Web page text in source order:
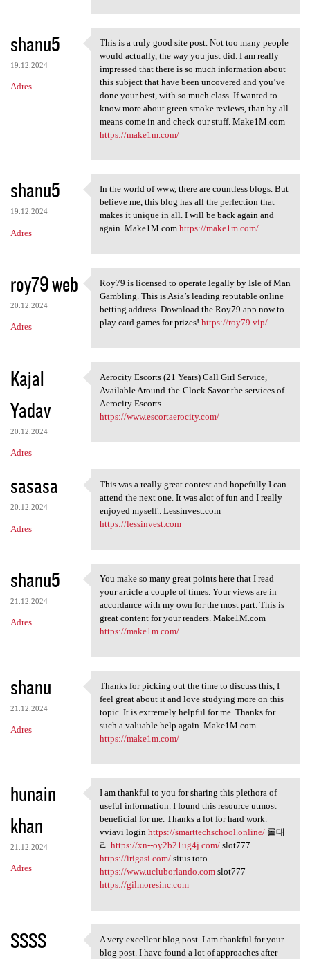
shanu5
19.12.2024
Adres
This is a truly good site
This is a truly good site post. Not too many people
would actually, the way you just did. I am really
impressed that there is so much information about
this subject that have been uncovered and you’ve
done your best, with so much class. If wanted to
know more about green smoke reviews, than by all
means come in and check our stuff. Make1M.com
https://make1m.com/
shanu5
19.12.2024
Adres
In the world of www, there
In the world of www, there are countless blogs. But
believe me, this blog has all the perfection that
makes it unique in all. I will be back again and
again. Make1M.com https://make1m.com/
roy79 web
20.12.2024
Adres
Roy79 is licensed to operate
Roy79 is licensed to operate legally by Isle of Man
Gambling. This is Asia’s leading reputable online
betting address. Download the Roy79 app now to
play card games for prizes! https://roy79.vip/
Kajal
Yadav
20.12.2024
Adres
Aerocity Escorts (21 Years)
Aerocity Escorts (21 Years) Call Girl Service,
Available Around-the-Clock Savor the services of
Aerocity Escorts.
https://www.escortaerocity.com/
sasasa
20.12.2024
Adres
This was a really great
This was a really great contest and hopefully I can
attend the next one. It was alot of fun and I really
enjoyed myself.. Lessinvest.com
https://lessinvest.com
shanu5
21.12.2024
Adres
You make so many great points
You make so many great points here that I read
your article a couple of times. Your views are in
accordance with my own for the most part. This is
great content for your readers. Make1M.com
https://make1m.com/
shanu
21.12.2024
Adres
Thanks for picking out the
Thanks for picking out the time to discuss this, I
feel great about it and love studying more on this
topic. It is extremely helpful for me. Thanks for
such a valuable help again. Make1M.com
https://make1m.com/
hunain
khan
21.12.2024
Adres
I am thankful to you for
I am thankful to you for sharing this plethora of
useful information. I found this resource utmost
beneficial for me. Thanks a lot for hard work.
vviavi login https://smarttechschool.online/롤대
리 https://xn--oy2b21ug4j.com/slot777
https://irigasi.com/situs toto
https://www.ucluborlando.comslot777
https://gilmoresinc.com
SSSS A very excellent blog post. I
A very excellent blog post. I am thankful for your
blog post. I have found a lot of approaches after